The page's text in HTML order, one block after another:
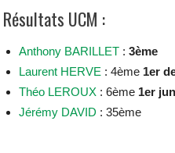
Résultats UCM :
Anthony BARILLET : 3ème
Laurent HERVE : 4ème 1er
Théo LEROUX : 6ème 1er
Jérémy DAVID : 35ème